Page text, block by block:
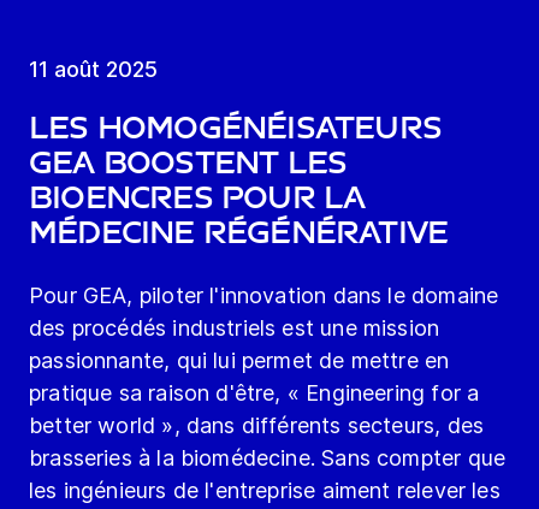
11 août 2025
Les homogénéisateurs
GEA boostent les
bioencres pour la
médecine régénérative
Pour GEA, piloter l'innovation dans le domaine
des procédés industriels est une mission
passionnante, qui lui permet de mettre en
pratique sa raison d'être, « Engineering for a
better world », dans différents secteurs, des
brasseries à la biomédecine. Sans compter que
les ingénieurs de l'entreprise aiment relever les